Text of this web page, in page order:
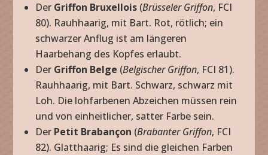
Der Griffon Bruxellois(Brüsseler Griffon, FCI
80). Rauhhaarig, mit Bart. Rot, rötlich; ein
schwarzer Anflug ist am längeren
Haarbehang des Kopfes erlaubt.
Der Griffon Belge (Belgischer Griffon, FCI 81).
Rauhhaarig, mit Bart. Schwarz, schwarz mit
Loh. Die lohfarbenen Abzeichen müssen rein
und von einheitlicher, satter Farbe sein.
Der Petit Brabançon (Brabanter Griffon, FCI
82). Glatthaarig; Es sind die gleichen Farben